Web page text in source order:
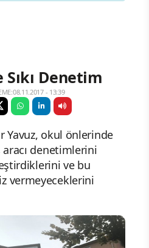
Denetim
- 13:39
Yavuz, okul önlerinde
denetimlerini
ve bu
vermeyeceklerini